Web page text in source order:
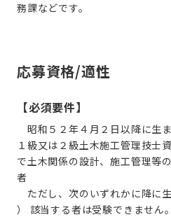
応募資格/適性
【必須要件】
昭和５２年４月２日以降に生
１級又は２級土木施工管理技士
で土木関係の設計、施工管理等
者
ただし、次のいずれかに降に
） 該当する者は受験できません